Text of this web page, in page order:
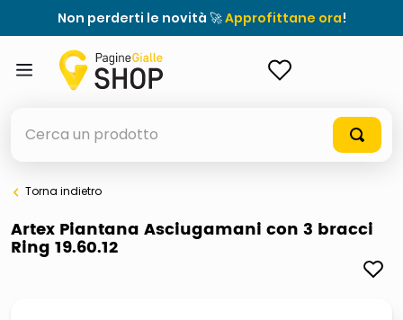
Non perderti le novità 🚀Approfittane ora!
elenchi telefonici
orologio parete
Torna indietro
Artex Piantana Asciugamani con 3 bracci
Ring 19.60.12